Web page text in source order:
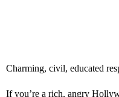
Charming, civil, educated
If you’re a rich, angry